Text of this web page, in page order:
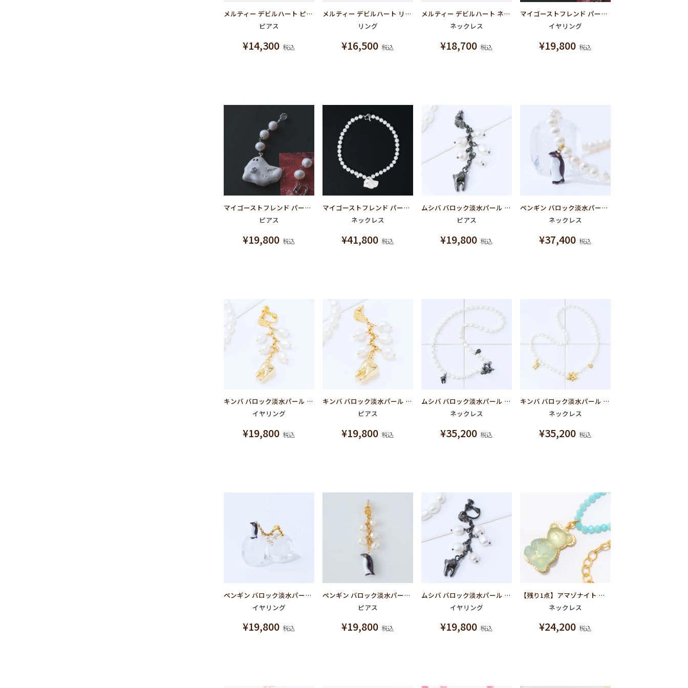
メルティー デビルハート ピアス シルバー925×ロジウムメッキ
ピアス
¥14,300 税込
メルティー デビルハート リング シルバー925×ロジウムメッキ
リング
¥16,500 税込
メルティー デビルハート ネックレス シルバー925×ロジウムメッキ
ネックレス
¥18,700 税込
マイゴーストフレンド パール イヤリング
イヤリング
¥19,800 税込
マイゴーストフレンド パール ピアス
ピアス
¥19,800 税込
マイゴーストフレンド パール ネックレス
ネックレス
¥41,800 税込
ムシバ バロック淡水パール ピアス
ピアス
¥19,800 税込
ペンギン バロック淡水パール ネックレス
ネックレス
¥37,400 税込
キンバ バロック淡水パール イヤリング
イヤリング
¥19,800 税込
キンバ バロック淡水パール ピアス
ピアス
¥19,800 税込
ムシバ バロック淡水パール ネックレス
ネックレス
¥35,200 税込
キンバ バロック淡水パール ネックレス
ネックレス
¥35,200 税込
ペンギン バロック淡水パール イヤリング
イヤリング
¥19,800 税込
ペンギン バロック淡水パール ピアス
ピアス
¥19,800 税込
ムシバ バロック淡水パール イヤリング
イヤリング
¥19,800 税込
【残り1点】アマゾナイト テディベア ハードグミ ネックレス（ソーダ）
ネックレス
¥24,200 税込